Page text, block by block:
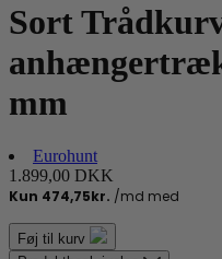
Sort
mm
Eurohunt
1.899,00 DKK
Føj til kurv